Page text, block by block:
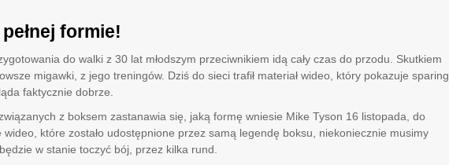
formie!
do walki z 30 lat młodszym przeciwnikiem idą cały czas do przodu. Skutkiem
migawki, z jego treningów. Dziś do sieci trafił materiał wideo, który pokazuje sparing,
faktycznie dobrze.
z boksem zastanawia się, jaką formę wniesie Mike Tyson 16 listopada, do
które zostało udostępnione przez samą legendę boksu, niekoniecznie musimy
w stanie toczyć bój, przez kilka rund.